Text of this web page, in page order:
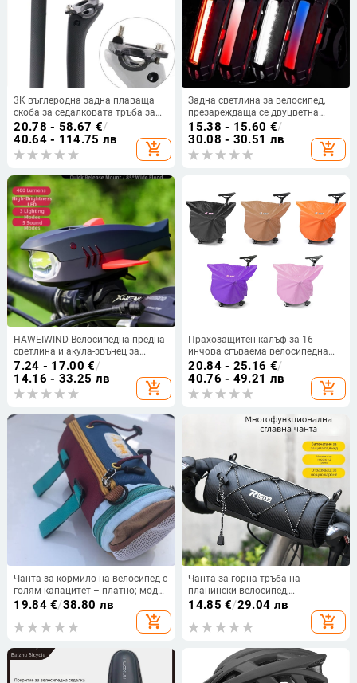
3K въглеродна задна плаваща
скоба за седалковата тръба за
планински и шосейни велосипеди
– изключително лека
20.78 - 58.67 €/
40.64 - 114.75 лв
add_shopping_cart
Задна светлина за велосипед,
презареждаща се двуцветна
предупредителна светлина,
светлина за каска за нощно
каране, оборудване за каране на
открито
15.38 - 15.60 €/
30.08 - 30.51 лв
add_shopping_cart
HAWEIWIND Велосипедна предна
светлина и акула-звънец за
планински велосипед
7.24 - 17.00 €/
14.16 - 33.25 лв
add_shopping_cart
Прахозащитен калъф за 16-
инчова сгъваема велосипедна
чанта
20.84 - 25.16 €/
40.76 - 49.21 лв
add_shopping_cart
Чанта за кормило на велосипед с
голям капацитет – платно; модел
DF168-0205; Категория:
велосипедна чанта; Функция:
съхранение; Налично: в
19.84€/38.80 лв
add_shopping_cart
Чанта за горна тръба на
планински велосипед,
водоотблъскващ PU материал с
капацитет за съхранение
14.85 €/29.04 лв
add_shopping_cart